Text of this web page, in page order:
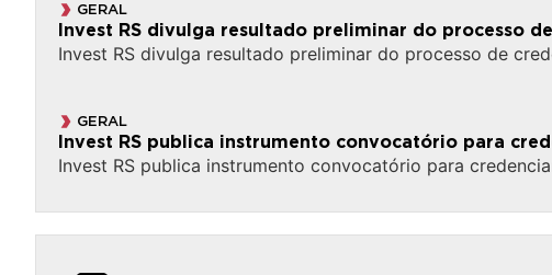
GERAL
Invest RS divulga resultado preliminar do processo
Invest RS divulga resultado preliminar do processo de
GERAL
Invest RS publica instrumento convocatório para
Invest RS publica instrumento convocatório para